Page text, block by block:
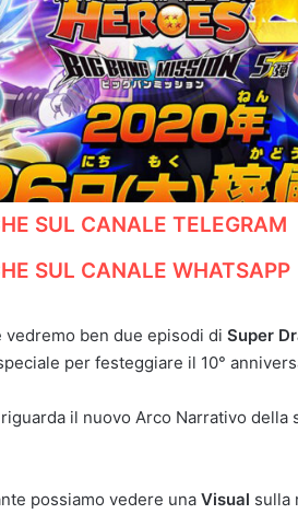
SUL CANALE TELEGRAM
SUL CANALE WHATSAPP
vedremo ben due episodi di Super
per festeggiare il 10°
il nuovo Arco Narrativo della
possiamo vedere una Visual sulla